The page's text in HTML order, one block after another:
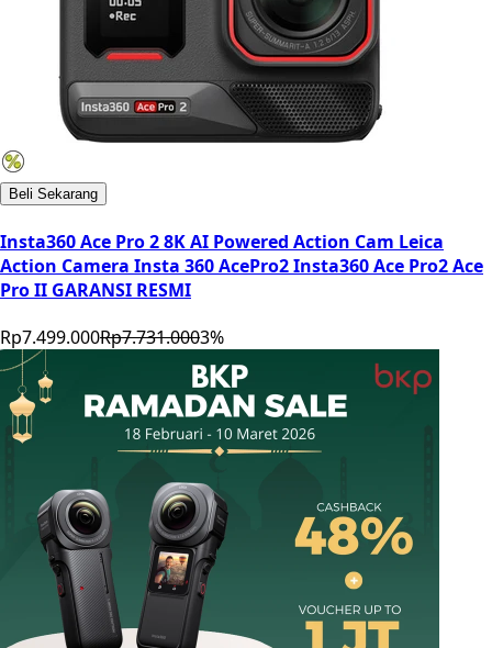
Beli Sekarang
Insta360 Ace Pro 2 8K AI Powered Action Cam Leica
Action Camera Insta 360 AcePro2 Insta360 Ace Pro2 Ace
Pro II GARANSI RESMI
Rp7.499.000Rp7.731.0003%